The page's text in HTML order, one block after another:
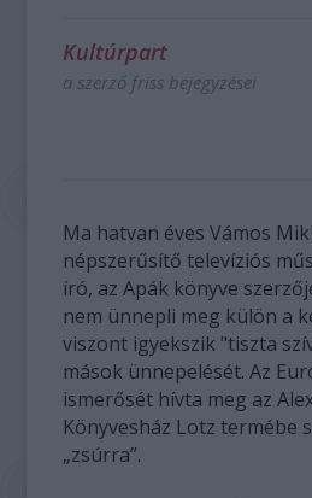
Kultúrpart
a szerző friss bejegyzései
Ma hatvan éves Vámos
népszerűsítő televíziós
író, az Apák könyve
nem ünnepli meg külön a
viszont igyekszik "tiszta
mások ünnepelését. Az
ismerősét hívta meg az
Könyvesház Lotz termébe
„zsúrra”.